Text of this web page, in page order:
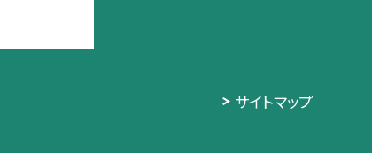
サイトマップ